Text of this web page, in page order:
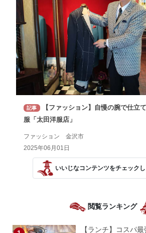
記事
【ファッション】自慢の腕で仕立
服「太田洋服店」
ファッション 金沢市
2025年06月01日
いいじなコンテンツをチェックし
閲覧ランキング
【ランチ】コスパ